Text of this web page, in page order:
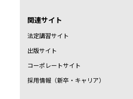
関連サイト
法定講習サイト
出版サイト
コーポレートサイト
採用情報（新卒・キャリア）